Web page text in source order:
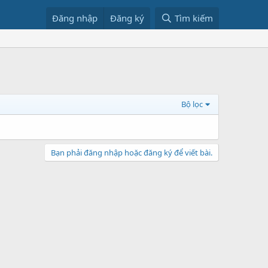
Đăng nhập Đăng ký Tìm kiếm
Bộ lọc
Bạn phải đăng nhập hoặc đăng ký để viết bài.